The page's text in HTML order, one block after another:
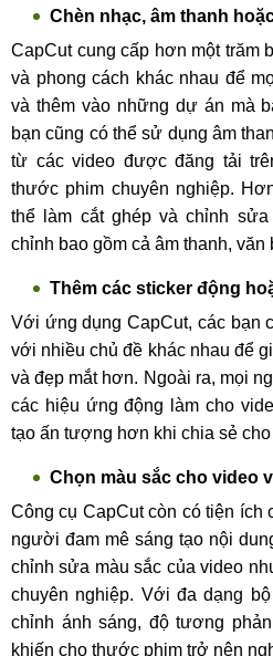
Chèn nhạc, âm thanh
CapCut cung cấp hơn một trăm
và phong cách khác nhau để
và thêm vào những dự án mà
bạn cũng có thể sử dụng âm
từ các video được đăng tải
thước phim chuyên nghiệp.
thể làm cắt ghép và chỉnh
chỉnh bao gồm cả âm thanh, văn
Thêm các sticker động
Với ứng dụng CapCut, các bạn
với nhiều chủ đề khác nhau để
và đẹp mắt hơn. Ngoài ra, mọi
các hiệu ứng động làm cho
tạo ấn tượng hơn khi chia sẻ cho
Chọn màu sắc cho video
Công cụ CapCut còn có tiện ích
người đam mê sáng tạo nội
chỉnh sửa màu sắc của video
chuyên nghiệp. Với đa dạng
chỉnh ánh sáng, độ tương
khiến cho thước phim trở nên